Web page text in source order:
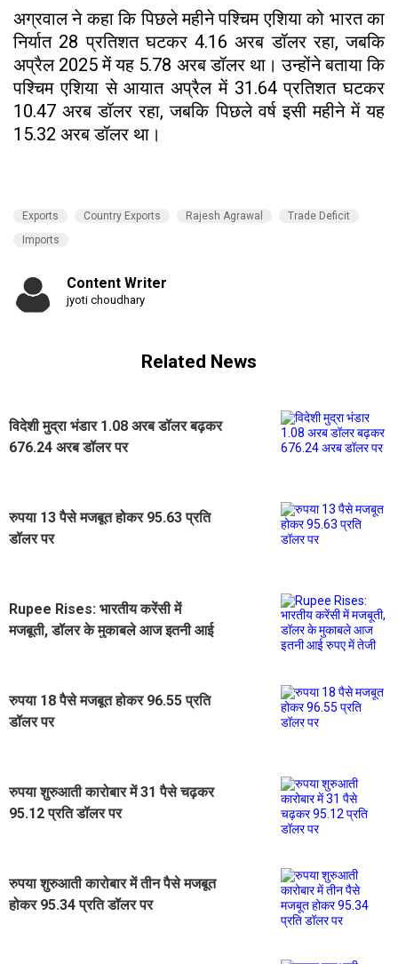
अग्रवाल ने कहा कि पिछले महीने पश्चिम एशिया को भारत का
निर्यात 28 प्रतिशत घटकर 4.16 अरब डॉलर रहा, जबकि
अप्रैल 2025 में यह 5.78 अरब डॉलर था। उन्होंने बताया कि
पश्चिम एशिया से आयात अप्रैल में 31.64 प्रतिशत घटकर
10.47 अरब डॉलर रहा, जबकि पिछले वर्ष इसी महीने में यह
15.32 अरब डॉलर था।
Exports Country Exports Rajesh Agrawal
Trade Deficit
Imports
Content Writer
jyoti choudhary
Related News
विदेशी मुद्रा भंडार 1.08 अरब डॉलर बढ़कर
676.24 अरब डॉलर पर
रुपया 13 पैसे मजबूत होकर 95.63 प्रति
डॉलर पर
Rupee Rises: भारतीय करेंसी में
मजबूती, डॉलर के मुकाबले आज इतनी आई
रुपया 18 पैसे मजबूत होकर 96.55 प्रति
डॉलर पर
रुपया शुरुआती कारोबार में 31 पैसे चढ़कर
95.12 प्रति डॉलर पर
रुपया शुरुआती कारोबार में तीन पैसे मजबूत
होकर 95.34 प्रति डॉलर पर